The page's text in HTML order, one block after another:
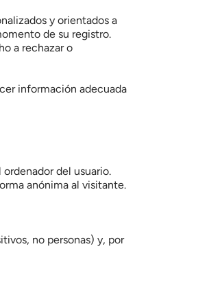
y orientados a
de su registro.
a rechazar o
información adecuada
del usuario.
anónima al visitante.
no personas) y, por